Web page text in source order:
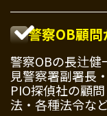
警察OB顧
警察OBの長辻
見警察署副署長
PIO探偵社の顧
法・各種法令な